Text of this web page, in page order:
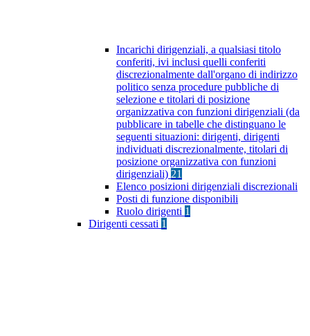
Incarichi dirigenziali, a qualsiasi titolo
conferiti, ivi inclusi quelli conferiti
discrezionalmente dall'organo di indirizzo
politico senza procedure pubbliche di
selezione e titolari di posizione
organizzativa con funzioni dirigenziali (da
pubblicare in tabelle che distinguano le
seguenti situazioni: dirigenti, dirigenti
individuati discrezionalmente, titolari di
posizione organizzativa con funzioni
dirigenziali) 21
Elenco posizioni dirigenziali discrezionali
Posti di funzione disponibili
Ruolo dirigenti 1
Dirigenti cessati 1